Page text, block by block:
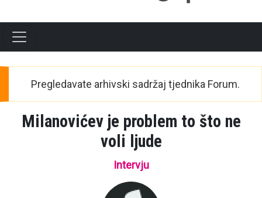
Pregledavate arhivski sadržaj tjednika Forum.
Milanovićev je problem to što ne
voli ljude
Intervju